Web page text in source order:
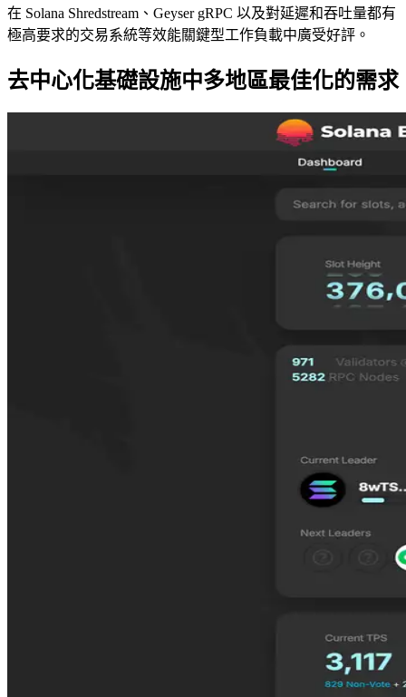
在 Solana Shredstream、Geyser gRPC 以及對延遲和吞吐量都有
極高要求的交易系統等效能關鍵型工作負載中廣受好評。
去中心化基礎設施中多地區最佳化的需求